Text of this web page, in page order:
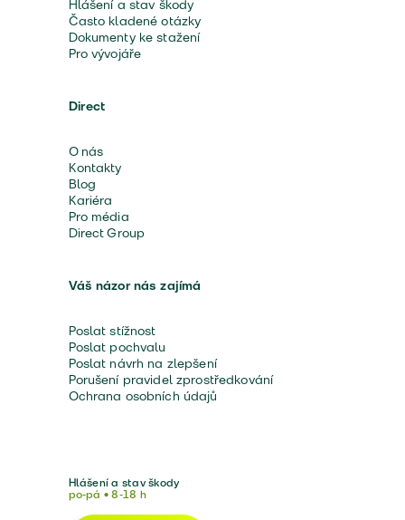
Hlášení a stav škody
Často kladené otázky
Dokumenty ke stažení
Pro vývojáře
Direct
O nás
Kontakty
Blog
Kariéra
Pro média
Direct Group
Váš názor nás zajímá
Poslat stížnost
Poslat pochvalu
Poslat návrh na zlepšení
Porušení pravidel zprostředkování
Ochrana osobních údajů
Hlášení a stav škody
po-pá • 8-18 h